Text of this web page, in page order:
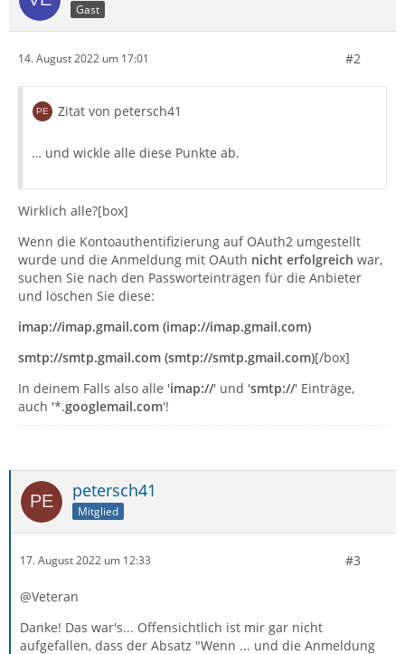
Gast
14. August 2022 um 17:01 #2
Zitat von petersch41
… und wickle alle diese Punkte ab.
Wirklich alle?[box]
Wenn die Kontoauthentifizierung auf OAuth2 umgestellt
wurde und die Anmeldung mit OAuth nicht erfolgreich war,
suchen Sie nach den Passworteinträgen für die Anbieter
und löschen Sie diese:
imap://imap.gmail.com (imap://imap.gmail.com)
smtp://smtp.gmail.com (smtp://smtp.gmail.com)[/box]
In deinem Falls also alle 'imap://' und 'smtp://' Einträge,
auch '*.googlemail.com'!
petersch41
Mitglied
17. August 2022 um 12:33 #3
@Veteran
Danke! Das war's... Offensichtlich ist mir gar nicht
aufgefallen, dass der Absatz "Wenn ... und die Anmeldung